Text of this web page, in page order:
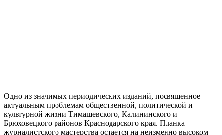
Одно из значимых периодических изданий, посвященное
актуальным проблемам общественной, политической и
культурной жизни Тимашевского, Калининского и
Брюховецкого районов Краснодарского края. Планка
журналистского мастерства остается на неизменно высоком